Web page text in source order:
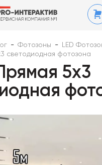
- Фотозоны - LED
светодиодная фотозона
5х3